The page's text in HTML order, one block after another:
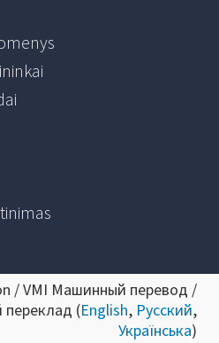
/ VMI Машинный перевод /
(English, Русский,
Українська)